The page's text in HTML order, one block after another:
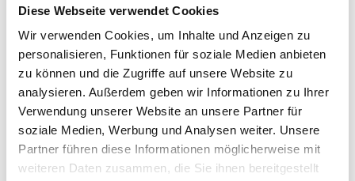
Diese Webseite verwendet Cookies
Wir verwenden Cookies, um Inhalte und Anzeigen zu
personalisieren, Funktionen für soziale Medien anbieten
zu können und die Zugriffe auf unsere Website zu
analysieren. Außerdem geben wir Informationen zu Ihrer
Verwendung unserer Website an unsere Partner für
soziale Medien, Werbung und Analysen weiter. Unsere
Partner führen diese Informationen möglicherweise mit
weiteren Daten zusammen, die Sie ihnen bereitgestellt